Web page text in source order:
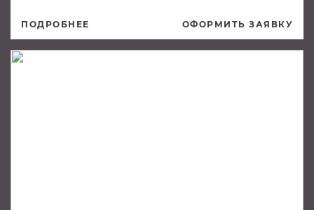
ПОДРОБНЕЕ ОФОРМИТЬ ЗАЯВКУ